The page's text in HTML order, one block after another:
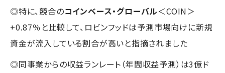
◎特に、競合のコインベース・グローバル＜COIN＞
+0.87％と比較して、ロビンフッドは予測市場向けに新規
資金が流入している割合が高いと指摘されました
◎同事業からの収益ランレート（年間収益予測）は3億ド